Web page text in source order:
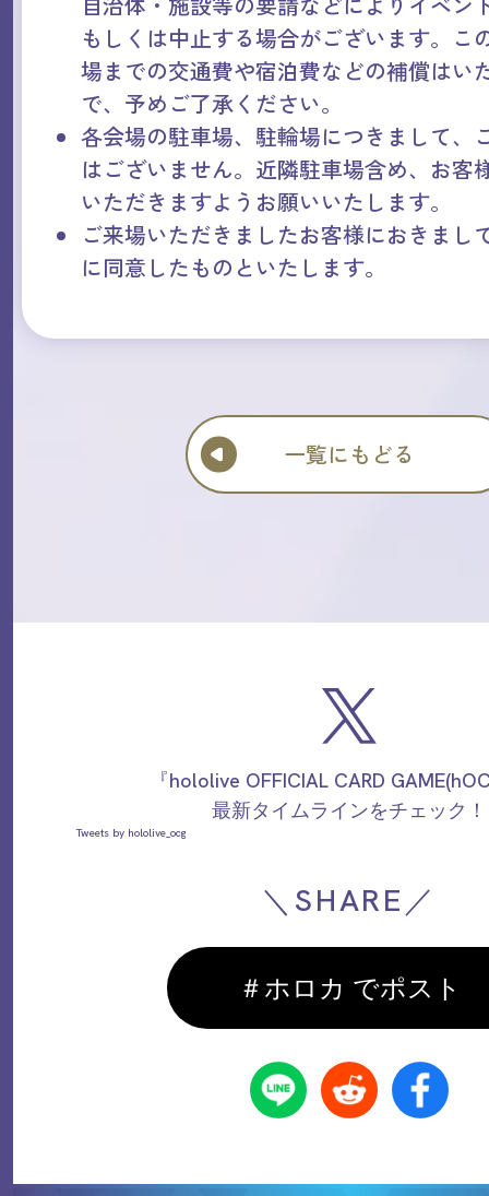
もしくは中止する場合がございます。こ
場までの交通費や宿泊費などの補償はい
で、予めご了承ください。
各会場の駐車場、駐輪場につきまして、
はございません。近隣駐車場含め、お客
いただきますようお願いいたします。
ご来場いただきましたお客様におきまし
に同意したものといたします。
一覧にもどる
『hololive OFFICIAL CARD
最新タイムラインをチェック！
Tweets by hololive_ocg
＼SHARE／
＃ホロカ でポスト